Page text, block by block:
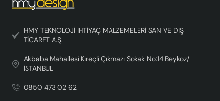
HMY TEKNOLOJİ İHTİYAÇ MALZEMELERİ SAN VE DIŞ
TİCARET A.Ş.
Akbaba Mahallesi Kireçli Çıkmazı Sokak No:14 Beykoz/
İSTANBUL
0850 473 02 62